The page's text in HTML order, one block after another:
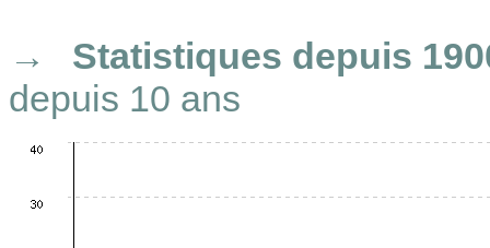
Statistiques depuis
depuis 10 ans